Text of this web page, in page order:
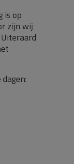
is op
zijn wij